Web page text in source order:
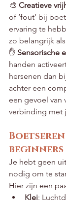
🎨 Creatieve
of ‘fout’ bij
ervaring te
zo belangrijk
✋ Sensorische
handen
hersenen dan
achter een
een gevoel van
verbinding met
beginners
Je hebt geen
nodig om te
Hier zijn een
Klei: